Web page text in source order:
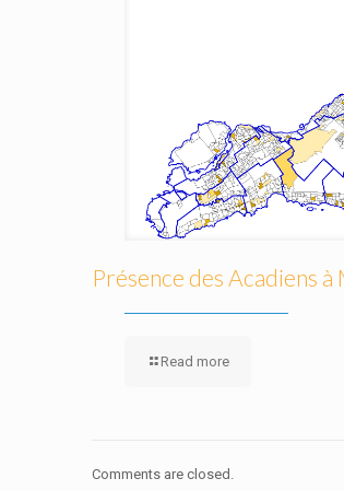
Présence des Acadiens
Read more
Comments are closed.